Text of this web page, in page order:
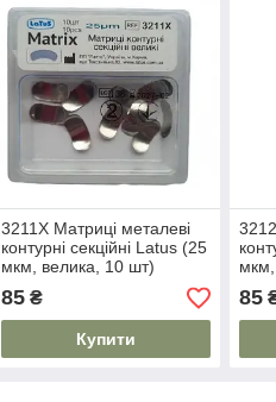
3211X Матриці металеві
контурні секційні Latus (25
мкм, велика, 10 шт)
85₴
Купити
мкм,
85